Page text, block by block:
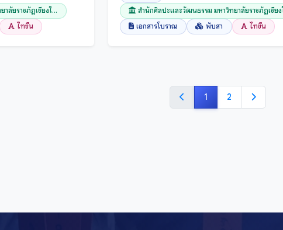
ลัยราชภัฏเชียงใ...
ไทขึน
สำนักศิลปะและวัฒนธรรม มหาวิทยาลัยราชภัฏเชียง
เอกสารโบราณ
พับสา ไทขึน
1 2